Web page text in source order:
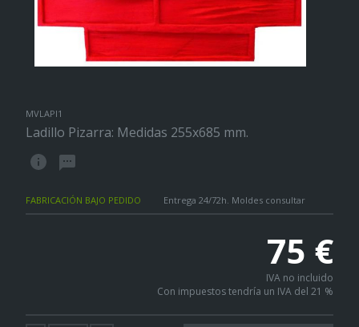
MVLAPI1
Ladillo Pizarra: Medidas 255x685 mm.
FABRICACIÓN BAJO PEDIDO Entrega 24/72h. Moldes consultar
75 €
IVA no incluido
Con impuestos tendría un IVA del 21 %